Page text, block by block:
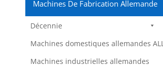
Machines De Fabrication Allemande
Décennie
Machines domestiques allemandes ALL
Machines industrielles allemandes